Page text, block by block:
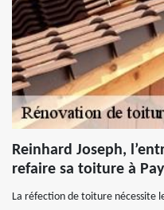
Reinhard Joseph,
refaire sa toiture à
La réfection de toiture nécessite